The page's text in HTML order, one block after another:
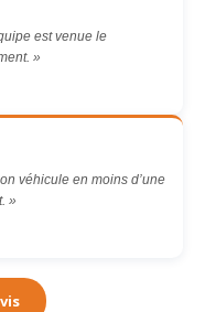
est venue le
»
véhicule en moins d’une
»